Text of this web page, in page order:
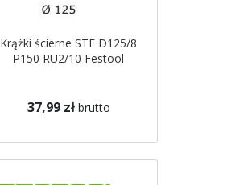
Krążki ścierne STF D125/8
P150 RU2/10 Festool
37,99 zł brutto